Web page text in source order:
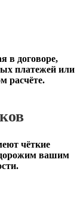
в договоре,
платежей или
расчёте.
чёткие
вашим